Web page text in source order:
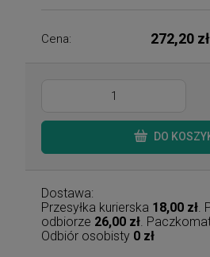
Cena: 272,20 zł
DO
Dostawa:
Przesyłka kurierska 18,00 zł
odbiorze 26,00 zł .
Odbiór osobisty 0 zł